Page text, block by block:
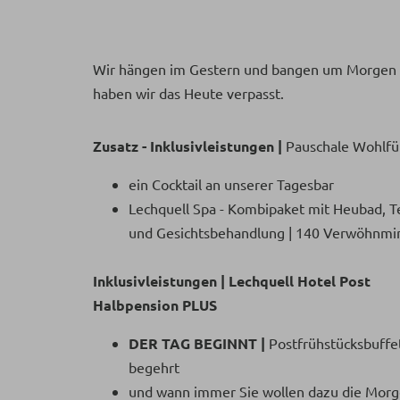
Wir hängen im Gestern und bangen um
haben wir das Heute verpasst.
Zusatz - Inklusivleistungen | Pauschale
ein Cocktail an unserer Tagesbar
Lechquell Spa - Kombipaket mit Heubad,
und Gesichtsbehandlung | 140
Inklusivleistungen | Lechquell Hotel Post
Halbpension PLUS
DER TAG BEGINNT |
begehrt
und wann immer Sie wollen dazu die